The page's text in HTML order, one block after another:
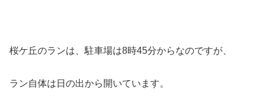
桜ケ丘のランは、駐車場は8時45分からなのですが、
ラン自体は日の出から開いています。